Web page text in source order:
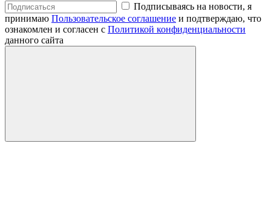
Подписываясь на новости, я
принимаю Пользовательское соглашение и подтверждаю, что
ознакомлен и согласен с Политикой конфиденциальности
данного сайта